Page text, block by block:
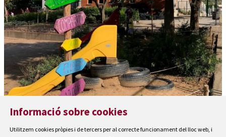
Escola Guillem de Montgrí
Informació sobre cookies
Utilitzem cookies pròpies i de tercers per al correcte funcionament del lloc web, i